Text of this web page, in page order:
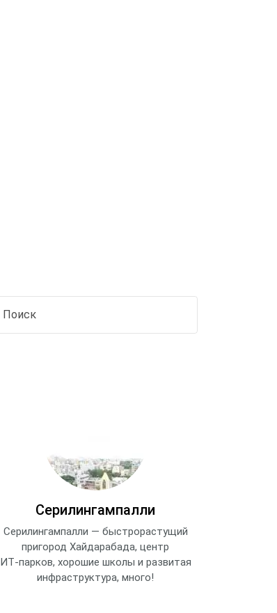
Серилингампалли
Серилингампалли — быстрорастущий
пригород Хайдарабада, центр
ИТ‑парков, хорошие школы и развитая
инфраструктура, много!